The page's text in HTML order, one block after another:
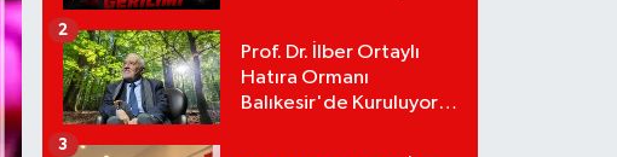
Murat Karakoyun'a Sert
Tepki!
Prof. Dr. İlber Ortaylı
Hatıra Ormanı
Balıkesir'de Kuruluyor!
2
3